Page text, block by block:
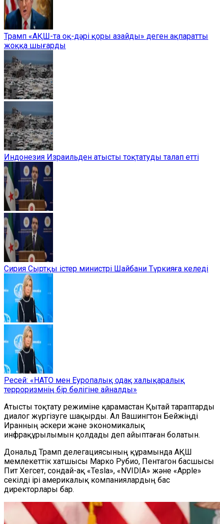
Трамп «АҚШ-та оқ-дәрі қоры азайды» деген ақпаратты
жоққа шығарды
Индонезия Израильден атысты тоқтатуды талап етті
Сирия Сыртқы істер министрі Шайбани Түркияға келеді
Ресей: «НАТО мен Еуропалық одақ халықаралық
терроризмнің бір бөлігіне айналды»
Атысты тоқтату режиміне қарамастан Қытай тараптарды
диалог жүргізуге шақырды. Ал Вашингтон Бейжіңді
Иранның әскери және экономикалық
инфрақұрылымын қолдады деп айыптаған болатын.
Дональд Трамп делегациясының құрамында АҚШ
мемлекеттік хатшысы Марко Рубио, Пентагон басшысы
Пит Хегсет, сондай-ақ «Tesla», «NVIDIA» және «Apple»
секілді ірі америкалық компаниялардың бас
директорлары бар.